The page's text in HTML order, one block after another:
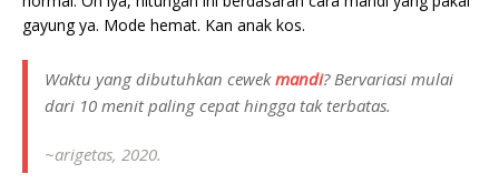
gayung ya. Mode hemat. Kan anak kos.
Waktu yang dibutuhkan cewekmandi? Bervariasi mulai
dari 10 menit paling cepat hingga tak terbatas.
~arigetas, 2020.